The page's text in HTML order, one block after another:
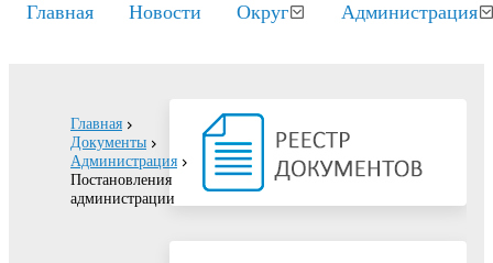
Главная Новости Округ Администрация
Главная
Документы
Администрация
Постановления
администрации